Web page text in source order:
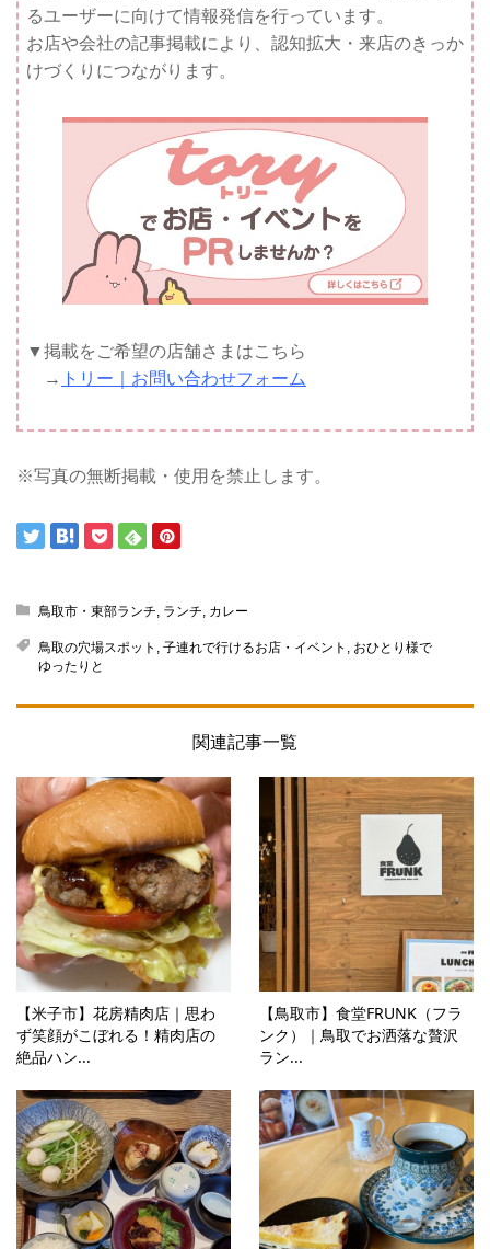
るユーザーに向けて情報発信を行っています。
お店や会社の記事掲載により、認知拡大・来店のきっか
けづくりにつながります。
▼掲載をご希望の店舗さまはこちら
→ トリー｜お問い合わせフォーム
※写真の無断掲載・使用を禁止します。
鳥取市・東部ランチ, ランチ, カレー
鳥取の穴場スポット , 子連れで行けるお店・イベント , おひとり様で
ゆったりと
関連記事一覧
【米子市】花房精肉店｜思わ
ず笑顔がこぼれる！精肉店の
絶品ハン...
【鳥取市】食堂FRUNK（フラ
ンク）｜鳥取でお洒落な贅沢
ラン...